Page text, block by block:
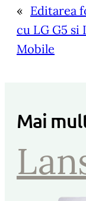
« Editarea
cu LG G5 si
Mobile
Mai